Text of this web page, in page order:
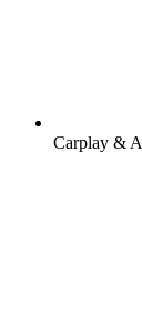
Carplay &